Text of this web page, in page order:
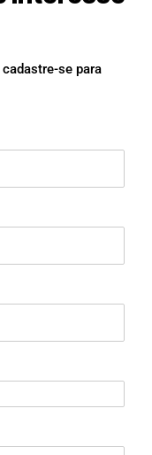
se para